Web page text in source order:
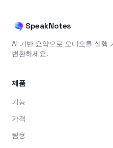
SpeakNotes
AI 기반 요약으로 오디오를 실행
변환하세요.
제품
기능
가격
팀용